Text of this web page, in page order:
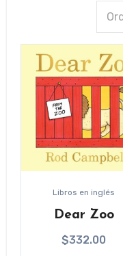
Libros en inglés
Dear Zoo
$332.00